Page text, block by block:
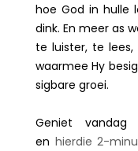
hoe God in hulle
dink. En meer as
te luister, te
waarmee Hy
sigbare groei.
Geniet vandag
en hierdie 2-